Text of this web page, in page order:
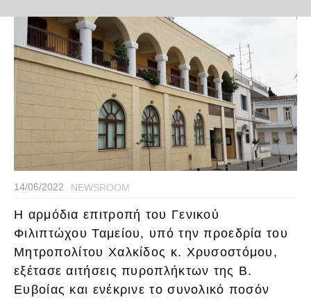
14/06/2022 NEWSROOM
Η αρμόδια επιτροπή του Γενικού
Φιλιπτώχου Ταμείου, υπό την προεδρία του
Μητροπολίτου Χαλκίδος κ. Χρυσοστόμου,
εξέτασε αιτήσεις πυροπλήκτων της Β.
Ευβοίας και ενέκρινε το συνολικό ποσόν